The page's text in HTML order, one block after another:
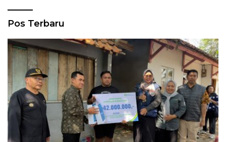
Pos Terbaru